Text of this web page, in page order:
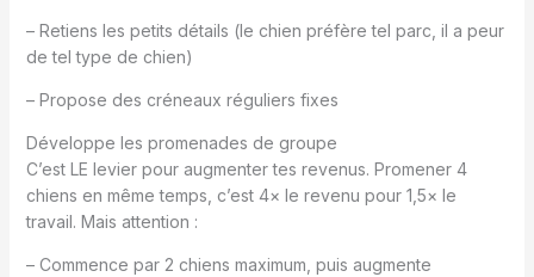
– Retiens les petits détails (le chien préfère tel parc, il a peur
de tel type de chien)
– Propose des créneaux réguliers fixes
Développe les promenades de groupe
C’est LE levier pour augmenter tes revenus. Promener 4
chiens en même temps, c’est 4× le revenu pour 1,5× le
travail. Mais attention :
– Commence par 2 chiens maximum, puis augmente